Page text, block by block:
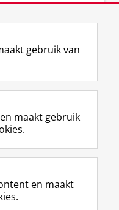
Schrijfcentrum
Schrijfcentrum
a
c
n
s
a
a
m
i
e
n
o
u
-
gebruik van
maakt gebruik
en maakt